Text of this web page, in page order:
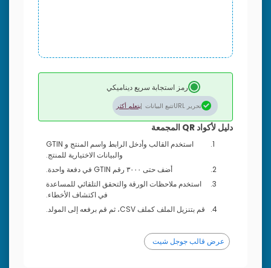
رمز استجابة سريع ديناميكي
تحرير URL تتبع البيانات يتعلم أكثر
دليل لأكواد QR المجمعة
استخدم القالب وأدخل الرابط واسم المنتج و GTIN
والبيانات الاختيارية للمنتج.
أضف حتى ٣٠٠٠ رقم GTIN في دفعة واحدة.
استخدم ملاحظات الورقة والتحقق التلقائي للمساعدة
في اكتشاف الأخطاء.
قم بتنزيل الملف كملف CSV، ثم قم برفعه إلى المولد.
عرض قالب جوجل شيت